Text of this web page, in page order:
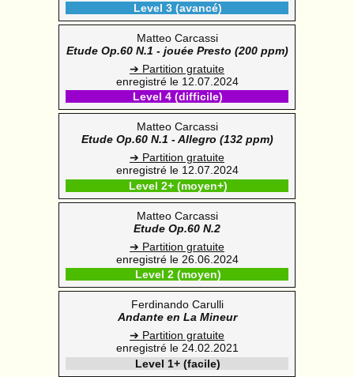
Level 3 (avancé)
Matteo Carcassi
Etude Op.60 N.1 - jouée Presto (200 ppm)
➔ Partition gratuite
enregistré le 12.07.2024
Level 4 (difficile)
Matteo Carcassi
Etude Op.60 N.1 - Allegro (132 ppm)
➔ Partition gratuite
enregistré le 12.07.2024
Level 2+ (moyen+)
Matteo Carcassi
Etude Op.60 N.2
➔ Partition gratuite
enregistré le 26.06.2024
Level 2 (moyen)
Ferdinando Carulli
Andante en La Mineur
➔ Partition gratuite
enregistré le 24.02.2021
Level 1+ (facile)